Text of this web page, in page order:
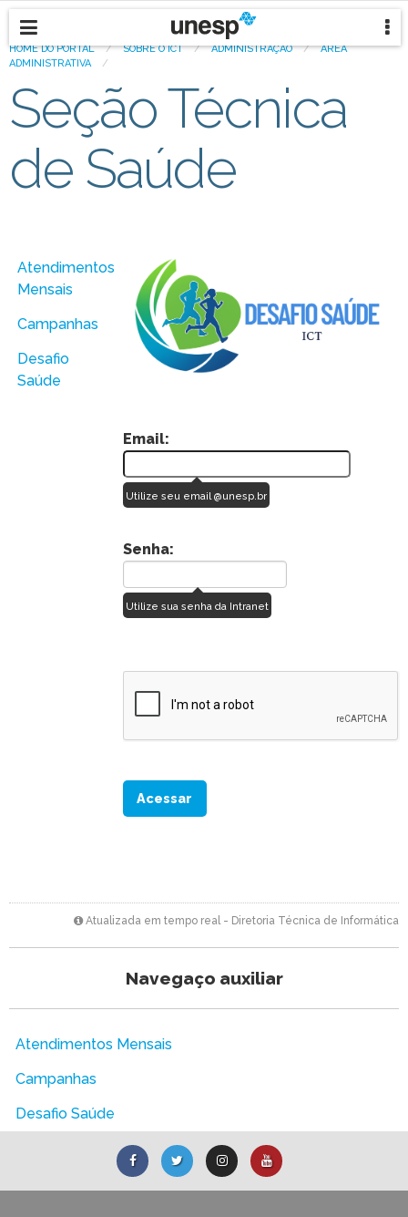
HOME DO PORTAL/SOBRE O ICT/ADMINISTRAÇÃO/ÁREA
ADMINISTRATIVA/
Seção Técnica
de Saúde
Atendimentos
Mensais
Campanhas
Desafio
Saúde
Email:
Utilize seu email @unesp.br
Senha:
Utilize sua senha da Intranet
Acessar
Atualizada em tempo real - Diretoria Técnica de Informática
Navegaço auxiliar
Atendimentos Mensais
Campanhas
Desafio Saúde